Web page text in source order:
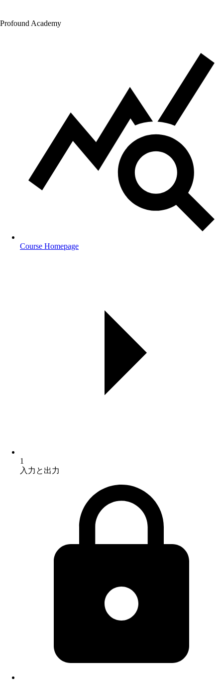
Profound Academy
Course Homepage
1
入力と出力